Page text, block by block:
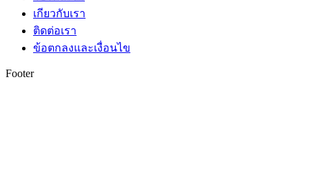
เกียวกับเรา
ติดต่อเรา
ข้อตกลงและเงื่อนไข
Footer